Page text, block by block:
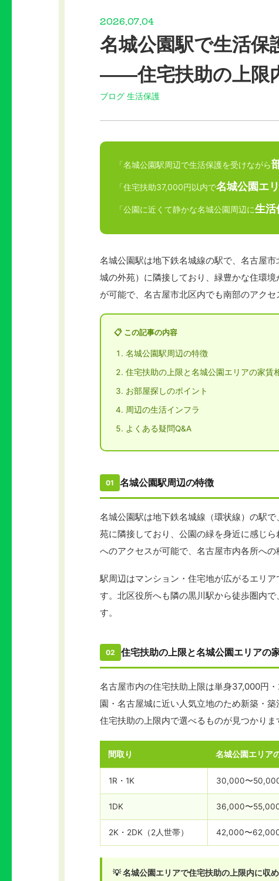
2026.07.04
名城公園駅で生活保
——住宅扶助の上限
ブログ 生活保護
「名城公園駅周辺で生活保護を受けながら
「住宅扶助37,000円以内で名城公園エ
「公園に近くて静かな名城公園周辺に生活
名城公園駅は地下鉄名城線の駅で、名古屋
城の外苑）に隣接しており、緑豊かな住環
が可能で、名古屋市北区内でも南部のアクセ
📋 この記事の内容
名城公園駅周辺の特徴
住宅扶助の上限と名城公園エリアの家賃
お部屋探しのポイント
周辺の生活インフラ
よくある疑問Q&A
01 名城公園駅周辺の特徴
名城公園駅は地下鉄名城線（環状線）の駅
苑に隣接しており、公園の緑を身近に感じ
へのアクセスが可能で、名古屋市内各所への
駅周辺はマンション・住宅地が広がるエリ
す。北区役所へも隣の黒川駅から徒歩圏内
す。
02 住宅扶助の上限と名城公園エリアの
名古屋市内の住宅扶助上限は単身37,000円
園・名古屋城に近い人気立地のため新築・
住宅扶助の上限内で選べるものが見つかりま
間取り 名城公園エリア
1R・1K 30,000〜
1DK 36,000〜
2K・2DK（2人世帯） 42,000〜
💡 名城公園エリアで住宅扶助の上限内に収